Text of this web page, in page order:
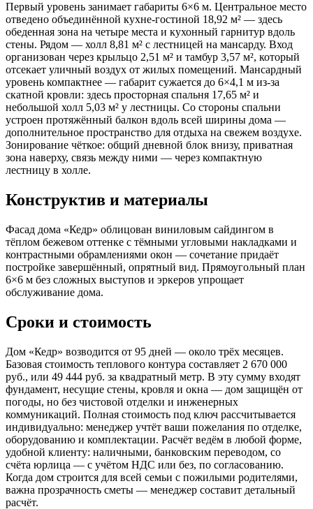
Первый уровень занимает габариты 6×6 м. Центральное место
отведено объединённой кухне-гостиной 18,92 м² — здесь
обеденная зона на четыре места и кухонный гарнитур вдоль
стены. Рядом — холл 8,81 м² с лестницей на мансарду. Вход
организован через крыльцо 2,51 м² и тамбур 3,57 м², который
отсекает уличный воздух от жилых помещений. Мансардный
уровень компактнее — габарит сужается до 6×4,1 м из-за
скатной кровли: здесь просторная спальня 17,65 м² и
небольшой холл 5,03 м² у лестницы. Со стороны спальни
устроен протяжённый балкон вдоль всей ширины дома —
дополнительное пространство для отдыха на свежем воздухе.
Зонирование чёткое: общий дневной блок внизу, приватная
зона наверху, связь между ними — через компактную
лестницу в холле.
Конструктив и материалы
Фасад дома «Кедр» облицован виниловым сайдингом в
тёплом бежевом оттенке с тёмными угловыми накладками и
контрастными обрамлениями окон — сочетание придаёт
постройке завершённый, опрятный вид. Прямоугольный план
6×6 м без сложных выступов и эркеров упрощает
обслуживание дома.
Сроки и стоимость
Дом «Кедр» возводится от 95 дней — около трёх месяцев.
Базовая стоимость теплового контура составляет 2 670 000
руб., или 49 444 руб. за квадратный метр. В эту сумму входят
фундамент, несущие стены, кровля и окна — дом защищён от
погоды, но без чистовой отделки и инженерных
коммуникаций. Полная стоимость под ключ рассчитывается
индивидуально: менеджер учтёт ваши пожелания по отделке,
оборудованию и комплектации. Расчёт ведём в любой форме,
удобной клиенту: наличными, банковским переводом, со
счёта юрлица — с учётом НДС или без, по согласованию.
Когда дом строится для всей семьи с пожилыми родителями,
важна прозрачность сметы — менеджер составит детальный
расчёт.